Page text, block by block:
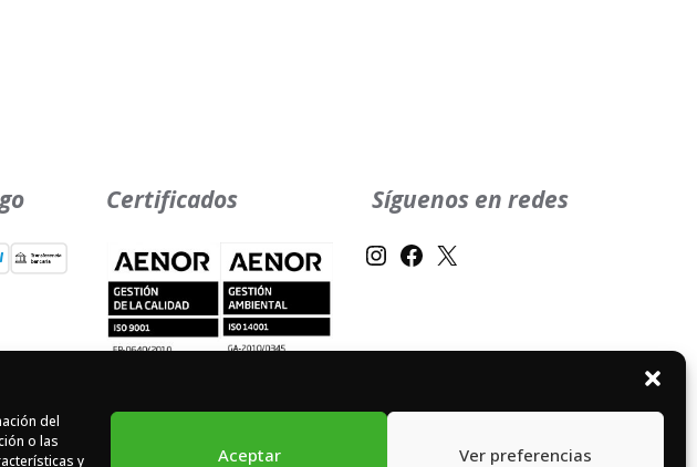
del
o las
y
Aceptar Ver preferencias
Certificados Síguenos en redes
Instagram
Facebook
X